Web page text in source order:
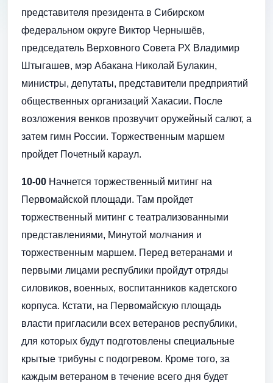
представителя президента в Сибирском
федеральном округе Виктор Чернышёв,
председатель Верховного Совета РХ Владимир
Штыгашев, мэр Абакана Николай Булакин,
министры, депутаты, представители предприятий
общественных организаций Хакасии. После
возложения венков прозвучит оружейный салют, а
затем гимн России. Торжественным маршем
пройдет Почетный караул.
10-00 Начнется торжественный митинг на
Первомайской площади. Там пройдет
торжественный митинг с театрализованными
представлениями, Минутой молчания и
торжественным маршем. Перед ветеранами и
первыми лицами республики пройдут отряды
силовиков, военных, воспитанников кадетского
корпуса. Кстати, на Первомайскую площадь
власти пригласили всех ветеранов республики,
для которых будут подготовлены специальные
крытые трибуны с подогревом. Кроме того, за
каждым ветераном в течение всего дня будет